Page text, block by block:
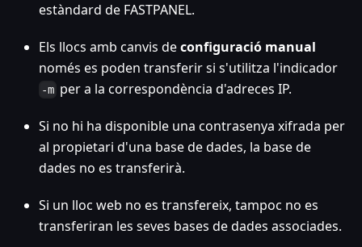
estàndard de FASTPANEL.
Els llocs amb canvis deconfiguració manual
només es poden transferir si s'utilitza l'indicador
-m per a la correspondència d'adreces IP.
Si no hi ha disponible una contrasenya xifrada per
al propietari d'una base de dades, la base de
dades no es transferirà.
Si un lloc web no es transfereix, tampoc no es
transferiran les seves bases de dades associades.